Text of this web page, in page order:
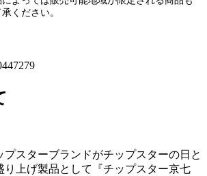
ください。
プスターブランドがチップスターの日と
り上げ製品として『チップスター京七